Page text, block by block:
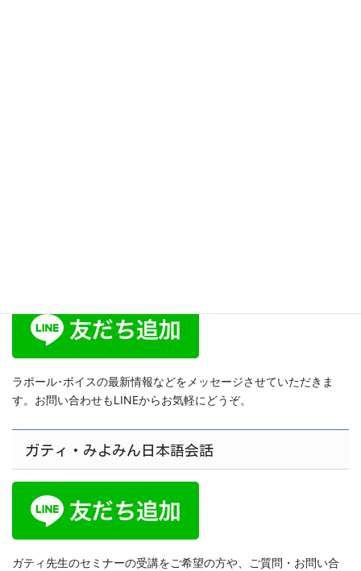
ラポール･ボイスの最新情報などをメッセージさせていただきま
す。お問い合わせもLINEからお気軽にどうぞ。
ガティ・みよみん日本語会話
ガティ先生のセミナーの受講をご希望の方や、ご質問・お問い合